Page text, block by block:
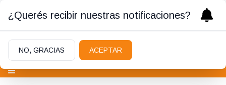
¿Querés recibir nuestras notificaciones?
NO, GRACIAS ACEPTAR